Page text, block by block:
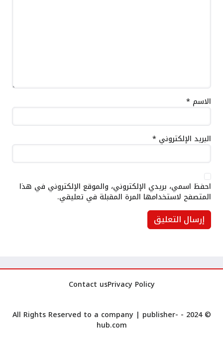
الاسم *
البريد الإلكتروني *
احفظ اسمي، بريدي الإلكتروني، والموقع الإلكتروني في هذا
المتصفح لاستخدامها المرة المقبلة في تعليقي.
Privacy Policy
Contact us
© 2024 - All Rights Reserved to a company |
publisher-
hub.com